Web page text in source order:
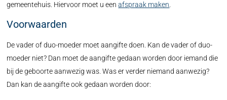
gemeentehuis. Hiervoor moet u eenafspraak maken
Voorwaarden
De vader of duo-moeder moet aangifte doen. Kan de vader of duo-
moeder niet? Dan moet de aangifte gedaan worden door iemand die
bij de geboorte aanwezig was. Was er verder niemand aanwezig?
Dan kan de aangifte ook gedaan worden door: